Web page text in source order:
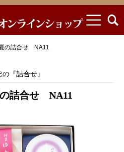
の詰合せ NA11
『詰合せ』
詰合せ NA11